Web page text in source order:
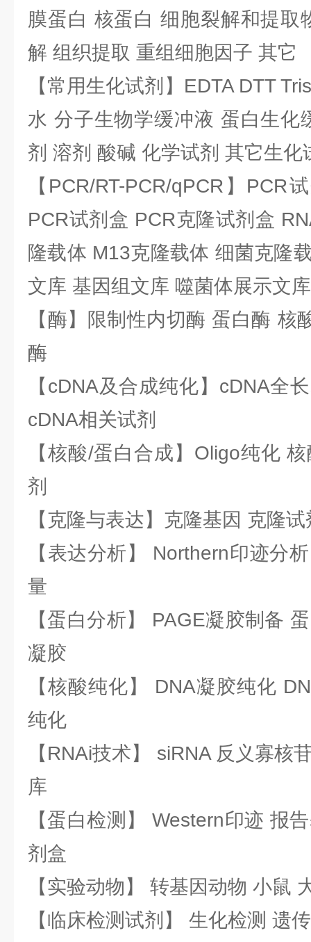
膜蛋白 核蛋白 细胞裂解和提取
解 组织提取 重组细胞因子 其它
【常用生化试剂】EDTA DTT
水 分子生物学缓冲液 蛋白生化
剂 溶剂 酸碱 化学试剂 其它生化
【PCR/RT-PCR/qPCR】PCR
PCR试剂盒 PCR克隆试剂盒
隆载体 M13克隆载体 细菌克隆
文库 基因组文库 噬菌体展示文库
【酶】限制性内切酶 蛋白酶 核
酶
【cDNA及合成纯化】cDNA全
cDNA相关试剂
【核酸/蛋白合成】Oligo纯化
剂
【克隆与表达】克隆基因 克隆
【表达分析】 Northern印迹分
量
【蛋白分析】 PAGE凝胶制备
凝胶
【核酸纯化】 DNA凝胶纯化
纯化
【RNAi技术】 siRNA 反义寡核
库
【蛋白检测】 Western印迹 报
剂盒
【实验动物】 转基因动物 小鼠
【临床检测试剂】 生化检测 遗